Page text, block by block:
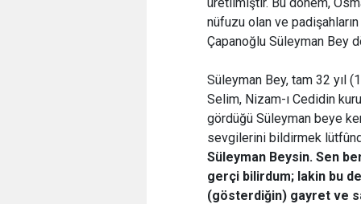
nüfuzu olan ve padişahların
Çapanoğlu Süleyman Bey
Süleyman Bey, tam 32 yıl
Selim, Nizam-ı Cedidin
gördüğü Süleyman beye
sevgilerini bildirmek
Süleyman Beysin. Sen
gerçi bilirdum; lakin bu
(gösterdiğin) gayret ve